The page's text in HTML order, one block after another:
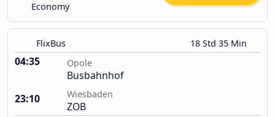
Economy
FlixBus 18 Std 35 Min
04:35 Opole
Busbahnhof
23:10
Wiesbaden
ZOB